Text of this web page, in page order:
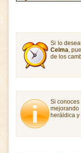
Si lo
Celma,
de los
Si
heráldica